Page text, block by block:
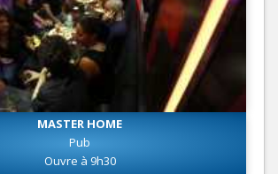
MASTER HOME
Pub
Ouvre à 9h30